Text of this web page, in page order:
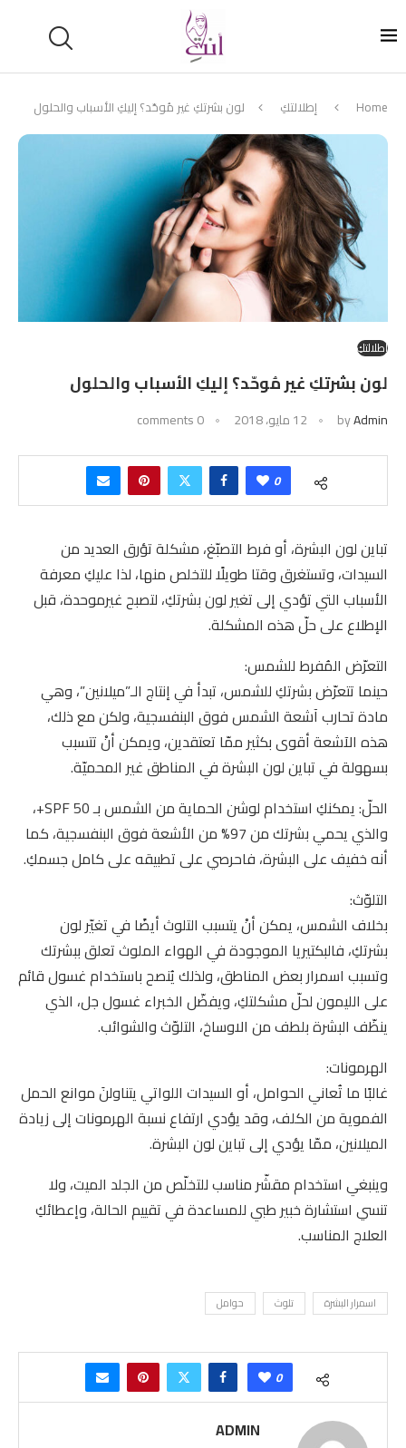
Home إطلالتكِ لون بشرتكِ غير مُوحّد؟ إليكِ الأسباب والحلول
إطلالتكِ
لون بشرتكِ غير مُوحّد؟ إليكِ الأسباب والحلول
byAdmin 12 مايو، 2018 0 comments
0
تباين لون البشرة، أو فرط التصبّغ، مشكلة تؤرق العديد من
السيدات، وتستغرق وقتا طويلًا للتخلص منها، لذا عليكِ معرفة
الأسباب التي تؤدي إلى تغير لون بشرتكِ، لتصبح غيرموحدة، قبل
الإطلاع على حلّ هذه المشكلة.
التعرّض المُفرط للشمس:
حينما تتعرّض بشرتكِ للشمس، تبدأ في إنتاج الـ”ميلانين”، وهي
مادة تحارب آشعة الشمس فوق البنفسجية، ولكن مع ذلك،
هذه الآشعة أقوى بكثير ممّا تعتقدين، ويمكن أنْ تتسبب
بسهولة في تباين لون البشرة في المناطق غير المحميّة.
الحلّ: يمكنكِ استخدام لوشن الحماية من الشمس بـ SPF 50+،
والذي يحمي بشرتك من 97% من الأشعة فوق البنفسجية، كما
أنه خفيف على البشرة، فاحرصي على تطبيقه على كامل جسمكِ.
التلوّث:
بخلاف الشمس، يمكن أنْ يتسبب التلوث أيضًا في تغيّر لون
بشرتكِ، فالبكتيريا الموجودة في الهواء الملوث تعلق ببشرتك
وتسبب اسمرار بعض المناطق، ولذلك يُنصح باستخدام غسول قائم
على الليمون لحلّ مشكلتكِ، ويفضّل الخبراء غسول جل، الذي
ينظّف البشرة بلطف من الاوساخ، التلوّث والشوائب.
الهرمونات:
غالبًا ما تُعاني الحوامل، أو السيدات اللواتي يتناولنَ موانع الحمل
الفموية من الكلف، وقد يؤدي ارتفاع نسبة الهرمونات إلى زيادة
الميلانين، ممّا يؤدي إلى تباين لون البشرة.
وينبغي استخدام مقشّر مناسب للتخلّص من الجلد الميت، ولا
تنسي استشارة خبير طبي للمساعدة في تقييم الحالة، وإعطائكِ
العلاج المناسب.
اسمرار البشرة تلوث حوامل
0
ADMIN